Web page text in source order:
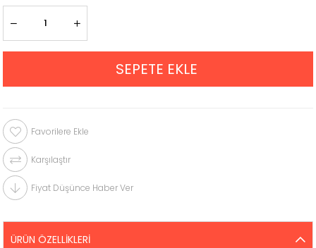
Favorilere Ekle
Karşılaştır
Fiyat Düşünce Haber Ver
ÜRÜN ÖZELLIKLERI